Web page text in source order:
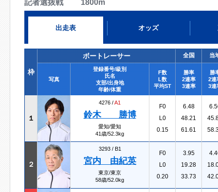
記者選抜戦 1800m
出走表 オッズ
枠
ボートレーサー 全国 当
写真
登録番号/級別
氏名
支部/出身地
年齢/体重
F数
L数
平均ST
勝率
2連率
3連率
勝
2連
3連
１
4276 /A1
鈴木 勝博
愛知/愛知
41歳/52.3kg
F0
L0
0.15
6.48
48.21
61.61
２
3293 / B1
宮内 由紀英
東京/東京
58歳/52.0kg
F0
L0
0.20
3.95
19.28
33.73